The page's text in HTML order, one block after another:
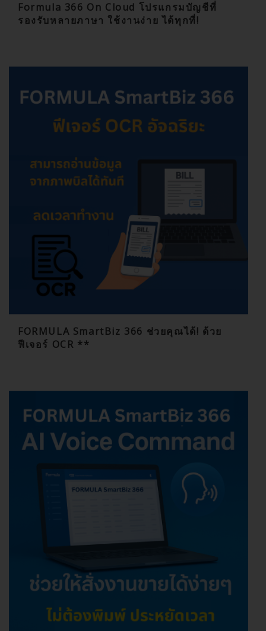
Formula 366 On Cloud โปรแกรมบัญชีที่
รองรับหลายภาษา ใช้งานง่าย ได้ทุกที่!
FORMULA SmartBiz 366 ช่วยคุณได้! ด้วย
ฟีเจอร์ OCR **